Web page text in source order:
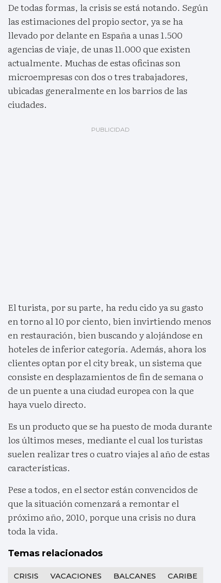
De todas formas, la crisis se está notando. Según
las estimaciones del propio sector, ya se ha
llevado por delante en España a unas 1.500
agencias de viaje, de unas 11.000 que existen
actualmente. Muchas de estas oficinas son
microempresas con dos o tres trabajadores,
ubicadas generalmente en los barrios de las
ciudades.
El turista, por su parte, ha redu cido ya su gasto
en torno al 10 por ciento, bien invirtiendo menos
en restauración, bien buscando y alojándose en
hoteles de inferior categoría. Además, ahora los
clientes optan por el city break, un sistema que
consiste en desplazamientos de fin de semana o
de un puente a una ciudad europea con la que
haya vuelo directo.
Es un producto que se ha puesto de moda durante
los últimos meses, mediante el cual los turistas
suelen realizar tres o cuatro viajes al año de estas
características.
Pese a todos, en el sector están convencidos de
que la situación comenzará a remontar el
próximo año, 2010, porque una crisis no dura
toda la vida.
Temas relacionados
CRISIS VACACIONES BALCANES CARIBE